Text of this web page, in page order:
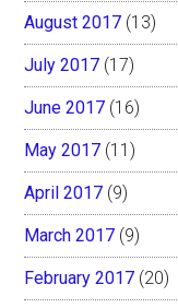
August 2017 (13)
July 2017 (17)
June 2017 (16)
May 2017 (11)
April 2017 (9)
March 2017 (9)
February 2017 (20)